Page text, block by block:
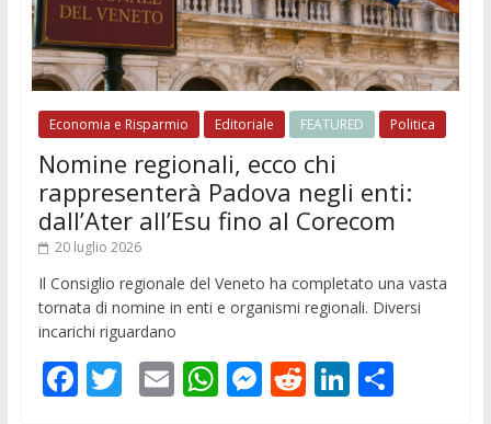
Economia e Risparmio Editoriale FEATURED Politica
Nomine regionali, ecco chi
rappresenterà Padova negli enti:
dall’Ater all’Esu fino al Corecom
20 luglio 2026
Il Consiglio regionale del Veneto ha completato una vasta
tornata di nomine in enti e organismi regionali. Diversi
incarichi riguardano
F T E W M R Li C